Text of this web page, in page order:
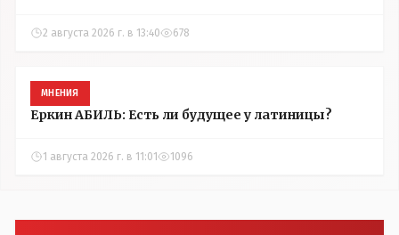
2 августа 2026 г. в 13:40 678
МНЕНИЯ
Еркин АБИЛЬ: Есть ли будущее у латиницы?
1 августа 2026 г. в 11:01 1096